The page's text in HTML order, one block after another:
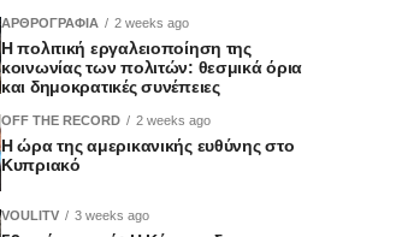
ΑΡΘΡΟΓΡΑΦΙΑ 2 weeks ago
Η πολιτική εργαλειοποίηση της
κοινωνίας των πολιτών: θεσμικά όρια
και δημοκρατικές συνέπειες
OFF THE RECORD 2 weeks ago
Η ώρα της αμερικανικής ευθύνης στο
Κυπριακό
VOULITV 3 weeks ago